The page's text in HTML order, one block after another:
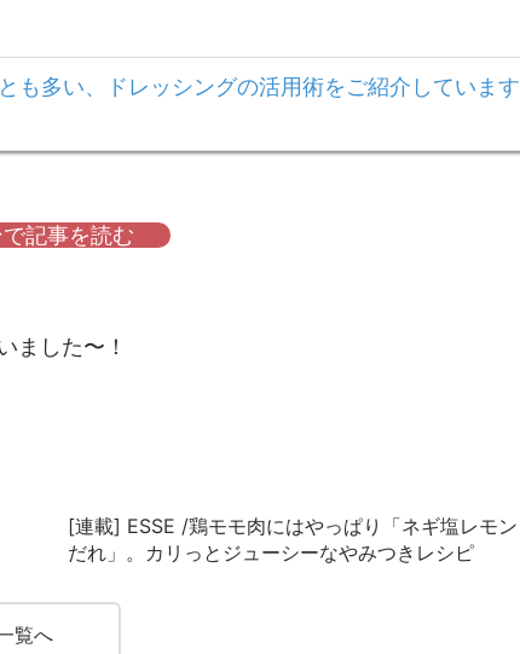
も多い、ドレッシングの活用術をご紹介しています
記事を読む
ました〜！
[連載] ESSE /鶏モモ肉にはやっぱり「ネギ塩レモン
だれ」。カリっとジューシーなやみつきレシピ
覧へ